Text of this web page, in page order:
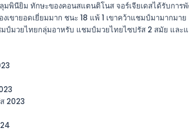
มพินียิม ทักษะของคอนสแตนติโนส จอร์เจียเดสได้รับการ
งเขายอดเยี่ยมมาก ชนะ 18 แพ้ 1 เขาคว้าแชมป์มามากมา
ป์มวยไทยกลุ่มอาหรับ แชมป์มวยไทยไซปรัส 2 สมัย และ
2023